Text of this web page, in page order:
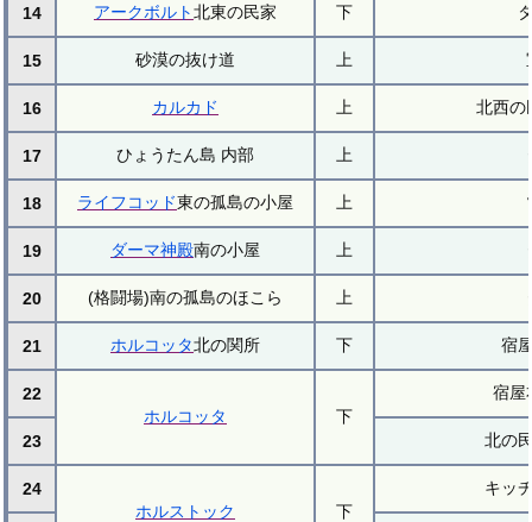
14 アークボルト北東の民家 下
15 砂漠の抜け道 上
16 カルカド 上 北西の
17 ひょうたん島 内部 上
18 ライフコッド東の孤島の小屋 上
19 ダーマ神殿南の小屋 上
20 (格闘場)南の孤島のほこら 上
21 ホルコッタ北の関所 下 宿
22
ホルコッタ
下
宿屋
23 北の
24
ホルストック
下
キッ